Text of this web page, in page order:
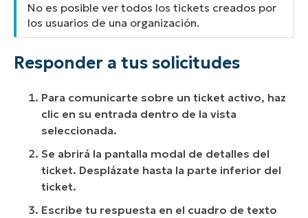
No es posible ver todos los tickets creados por
los usuarios de una organización.
Responder a tus solicitudes
Para comunicarte sobre un ticket activo, haz
clic en su entrada dentro de la vista
seleccionada.
Se abrirá la pantalla modal de detalles del
ticket. Desplázate hasta la parte inferior del
ticket.
Escribe tu respuesta en el cuadro de texto